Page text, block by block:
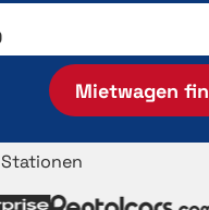
Mietwagen
Stationen